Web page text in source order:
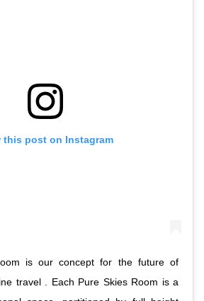
this post on Instagram
is our concept for the future of
travel . Each Pure Skies Room is a